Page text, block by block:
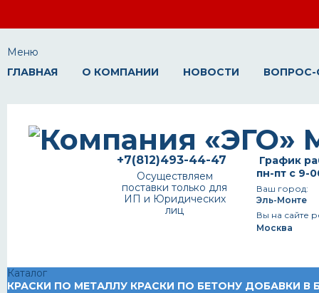
Меню
ГЛАВНАЯ
О КОМПАНИИ НОВОСТИ ВОПРОС-
График
пн-пт с 9-
Ваш город:
Эль-Монте
Вы на сайте
Москва
+7(812)493-44-47
Осуществляем
поставки только для
ИП и Юридических
лиц
Каталог
КРАСКИ ПО МЕТАЛЛУ КРАСКИ ПО БЕТОНУ ДОБАВКИ В